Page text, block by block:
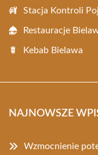
Stacja Kontroli
Restauracje
Kebab Bielawa
NAJNOWSZE
Wzmocnienie